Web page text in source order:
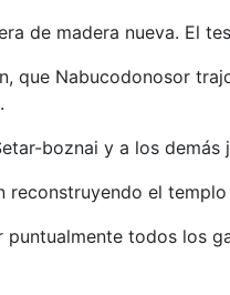
de madera nueva. El
que Nabucodonosor
boznai y a los
reconstruyendo el templo
todos los